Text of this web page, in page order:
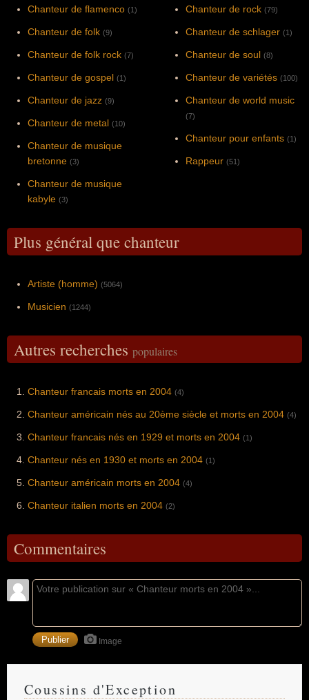
Chanteur de flamenco (1)
Chanteur de folk (9)
Chanteur de folk rock (7)
Chanteur de gospel (1)
Chanteur de jazz (9)
Chanteur de metal (10)
Chanteur de musique
bretonne (3)
Chanteur de musique
kabyle (3)
Chanteur de rock (79)
Chanteur de schlager (1)
Chanteur de soul (8)
Chanteur de variétés (100)
Chanteur de world music
(7)
Chanteur pour enfants (1)
Rappeur (51)
Plus général que chanteur
Artiste (homme) (5064)
Musicien (1244)
Autres recherches populaires
Chanteur francais morts en 2004 (4)
Chanteur américain nés au 20ème siècle et morts en 2004 (4)
Chanteur francais nés en 1929 et morts en 2004 (1)
Chanteur nés en 1930 et morts en 2004 (1)
Chanteur américain morts en 2004 (4)
Chanteur italien morts en 2004 (2)
Commentaires
Image
Coussins d'Exception